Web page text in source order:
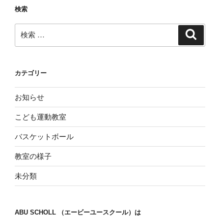
ン
検索
索:
カテゴリー
お知らせ
こども運動教室
バスケットボール
教室の様子
未分類
ABU SCHOLL （エービーユースクール）は